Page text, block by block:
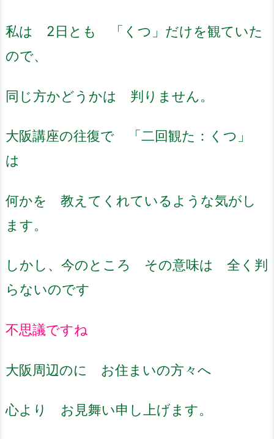
私は 2日とも 「くつ」だけを観ていた
ので、
同じ方かどうかは 判りません。
大阪講座の往復で 「二回観た：くつ」
は
何かを 教えてくれているような気がし
ます。
しかし、今のところ その意味は 全く判
らないのです
不思議ですね
大阪周辺のに お住まいの方々へ
心より お見舞い申し上げます。